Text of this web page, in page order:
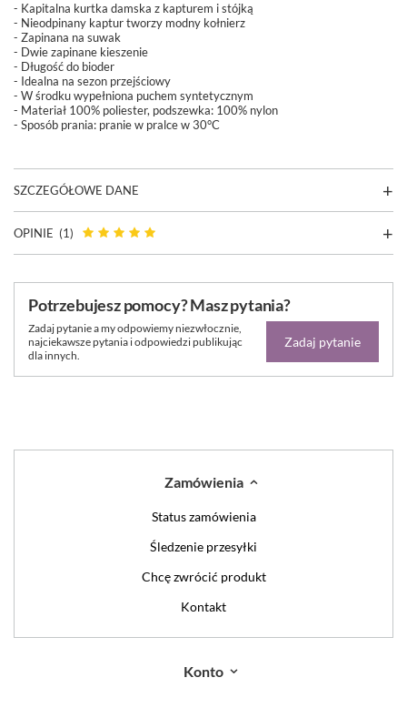
- Kapitalna kurtka damska z kapturem i stójką
- Nieodpinany kaptur tworzy modny kołnierz
- Zapinana na suwak
- Dwie zapinane kieszenie
- Długość do bioder
- Idealna na sezon przejściowy
- W środku wypełniona puchem syntetycznym
- Materiał 100% poliester, podszewka: 100% nylon
- Sposób prania: pranie w pralce w 30°C
SZCZEGÓŁOWE DANE
OPINIE (1)
Potrzebujesz pomocy? Masz pytania?
Zadaj pytanie a my odpowiemy niezwłocznie,
najciekawsze pytania i odpowiedzi publikując
dla innych.
Zadaj pytanie
Zamówienia
Status zamówienia
Śledzenie przesyłki
Chcę zwrócić produkt
Kontakt
Konto